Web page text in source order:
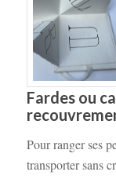
Fardes ou
Pour ranger ses
transporter sans